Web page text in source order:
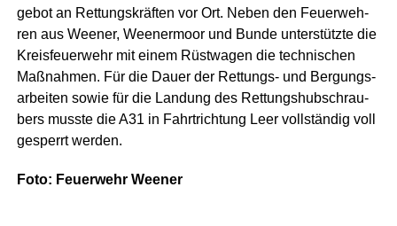
ge­bot an Ret­tungs­kräf­ten vor Ort. Neben den Feu­er­weh­
ren aus Wee­ner, Ween­er­moor und Bun­de unter­stütz­te die
Kreis­feu­er­wehr mit einem Rüst­wa­gen die tech­ni­schen
Maß­nah­men. Für die Dau­er der Ret­tungs- und Ber­gungs­
ar­bei­ten sowie für die Lan­dung des Ret­tungs­hub­schrau­
bers muss­te die A31 in Fahrt­rich­tung Leer voll­stän­dig voll
gesperrt werden.
Foto: Feu­er­wehr Weener